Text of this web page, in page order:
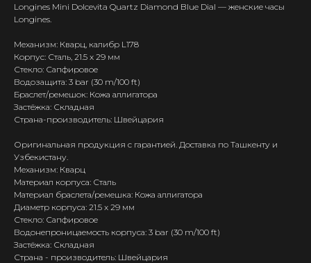
Longines Mini Dolcevita Quartz Diamond Blue Dial — женские часы
Longines.
Механизм: Кварц, калибр L178
Корпус: Сталь, 21.5 x 29 мм
Стекло: Сапфировое
Водозащита: 3 bar (30 m/100 ft)
Браслет/ремешок: Кожа аллигатора
Застёжка: Складная
Страна-производитель: Швейцария
Оригинальная продукция с гарантией. Доставка по Ташкенту и
Узбекистану.
Механизм: Кварц
Материал корпуса: Сталь
Материал браслета/ремешка: Кожа аллигатора
Диаметр корпуса: 21.5 x 29 мм
Стекло: Сапфировое
Водонепроницаемость корпуса: 3 bar (30 m/100 ft)
Застёжка: Складная
Страна - производитель: Швейцария